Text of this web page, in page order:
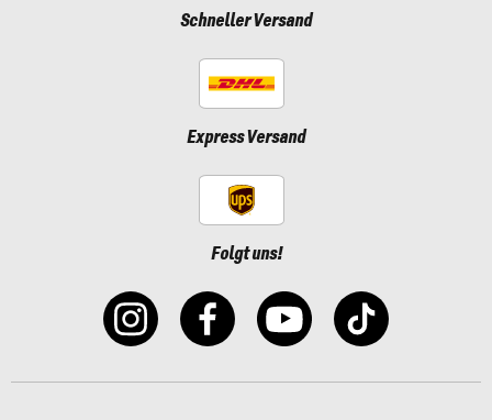
Schneller Versand
Express Versand
Folgt uns!